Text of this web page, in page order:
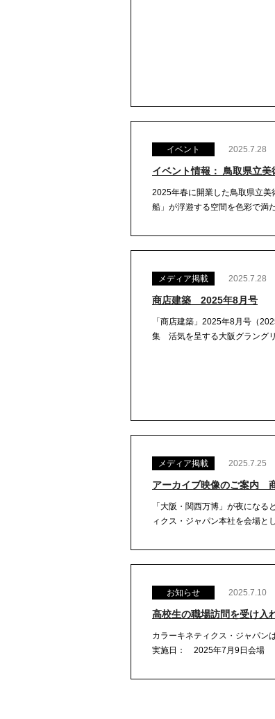
イベント 2025.7.28
イベント情報： 鳥取県立
2025年春に開業した鳥取県立
船」が浮遊する空間を色彩で満
メディア掲載 2025.7.28
商店建築 2025年8月号
「商店建築」2025年8月号（
集 活気を呈する大阪グラング
メディア掲載 2025.7.25
アーカイブ映像のご案内
「大阪・関西万博」が夜にな
ィクス・ジャパン本社を会場と
お知らせ 2025.7.10
高校生の職場訪問を受け入
カラーキネティクス・ジャパ
実施日： 2025年7月9日会場